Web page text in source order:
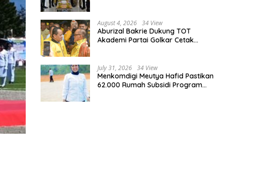
August 4, 2026 34 View
Aburizal Bakrie Dukung TOT
Akademi Partai Golkar Cetak
July 31, 2026 34 View
Menkomdigi Meutya Hafid Pastikan
62.000 Rumah Subsidi Program